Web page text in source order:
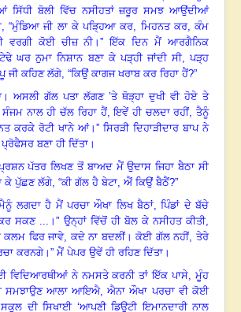
ਸਿੱਧੀ ਬੋਲੀ ਵਿੱਚ ਨਸੀਹਤਾਂ ਜ਼ਰੂਰ ਸਮਝ ਆਉਂਦੀਆਂ
“ਮੁੰਡਿਆ ਜੀ ਲਾ ਕੇ ਪੜ੍ਹਿਆ ਕਰ, ਮਿਹਨਤ ਕਰ, ਕੰਮ
ਵਰਗੀ ਕੋਈ ਚੀਜ਼ ਨੀ।” ਇੱਕ ਦਿਨ ਮੈਂ ਆਰਗੈਨਿਕ
ਘਰ ਨੁਮਾ ਨਿਸ਼ਾਨ ਬਣਾ ਕੇ ਪੜ੍ਹੀ ਜਾਂਦੀ ਸੀ, ਪੜ੍ਹ
ਜੀ ਕਹਿਣ ਲੱਗੇ, “ਕਿਉਂ ਕਾਗਜ ਖਰਾਬ ਕਰ ਰਿਹਾ ਹੈਂ?”
। ਅਸਲੀ ਗੱਲ ਪਤਾ ਲੱਗਣ ’ਤੇ ਥੋੜ੍ਹਾ ਦੁਖੀ ਵੀ ਹੋਏ ਤੇ
ਸੰਜਮ ਨਾਲ ਹੀ ਚੱਲ ਰਿਹਾ ਹੈਂ,ਇਵੇਂ ਹੀ ਚਲਦਾ ਰਹੀਂ,ਤੈਨੂੰ
ਕਰਕੇ ਰੋਟੀ ਖਾਨੇ ਆਂ। ” ਸਿਰੜੀ ਦਿਹਾੜੀਦਾਰ ਬਾਪ ਨੇ
ਬਣਾ ਹੀ ਦਿੱਤਾ ।
ਪੱਤਰ ਲਿਖਣ ਤੋਂ ਬਾਅਦ ਮੈਂ ਉਦਾਸ ਜਿਹਾ ਬੈਠਾ ਸੀ
ਕੇ ਪੁੱਛਣ ਲੱਗੇ, “ਕੀ ਗੱਲ ਹੈ ਬੇਟਾ, ਐਂ ਕਿਉਂ ਬੈਠੈਂ?”
ਮੈਨੂੰ ਲਗਦਾ ਹੈ ਮੈਂ ਪਰਚਾ ਔਖਾ ਲਿਖ ਬੈਠਾਂ,ਪਿੰਡਾਂ ਦੇ ਬੱਚੇ
ਸਕਣ ...।” ਉਨ੍ਹਾਂ ਵਿੱਚੋਂ ਹੀ ਬੋਲ ਕੇ ਨਸੀਹਤ ਕੀਤੀ,
ਕਲਮ ਫਿਰ ਜਾਵੇ, ਕਦੇ ਨਾ ਬਦਲੀਂ।ਕੋਈ ਗੱਲ ਨਹੀਂ,ਤੇਰੇ
ਕਰਨਗੇ। ” ਮੈਂ ਪੇਪਰ ਉਵੇਂ ਹੀ ਰਹਿਣ ਦਿੱਤਾ ।
ਵਿਦਿਆਰਥੀਆਂ ਨੇ ਨਮਸਤੇ ਕਰਨੀ ਤਾਂ ਇੱਕ ਪਾਸੇ,ਮੂੰਹ
ਸਮਝਾਉਣ ਆਲਾ ਆਇਐ,ਐਨਾ ਔਖਾ ਪਰਚਾ ਵੀ ਕੋਈ
ਦੀ ਸਿਖਾਈ ‘ਆਪਣੀ ਡਿਊਟੀ ਇਮਾਨਦਾਰੀ ਨਾਲ